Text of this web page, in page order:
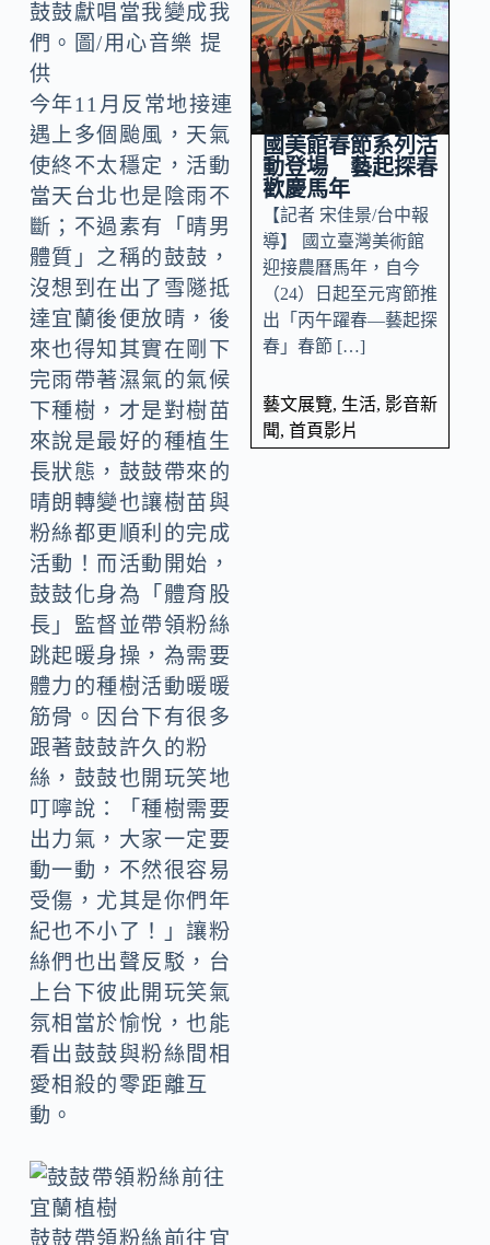
鼓鼓獻唱當我變成我
們。圖/用心音樂 提
供
今年11月反常地接連
遇上多個颱風，天氣
使終不太穩定，活動
當天台北也是陰雨不
斷；不過素有「晴男
體質」之稱的鼓鼓，
沒想到在出了雪隧抵
達宜蘭後便放晴，後
來也得知其實在剛下
完雨帶著濕氣的氣候
下種樹，才是對樹苗
來說是最好的種植生
長狀態，鼓鼓帶來的
晴朗轉變也讓樹苗與
粉絲都更順利的完成
活動！而活動開始，
鼓鼓化身為「體育股
長」監督並帶領粉絲
跳起暖身操，為需要
體力的種樹活動暖暖
筋骨。因台下有很多
跟著鼓鼓許久的粉
絲，鼓鼓也開玩笑地
叮嚀說：「種樹需要
出力氣，大家一定要
動一動，不然很容易
受傷，尤其是你們年
紀也不小了！」讓粉
絲們也出聲反駁，台
上台下彼此開玩笑氣
氛相當於愉悅，也能
看出鼓鼓與粉絲間相
愛相殺的零距離互
動。
鼓鼓帶領粉絲前往宜
國美館春節系列活
動登場 藝起探春
歡慶馬年
【記者 宋佳景/台中報
導】 國立臺灣美術館
迎接農曆馬年，自今
（24）日起至元宵節推
出「丙午躍春—藝起探
春」春節 […]
藝文展覽, 生活, 影音新
聞, 首頁影片